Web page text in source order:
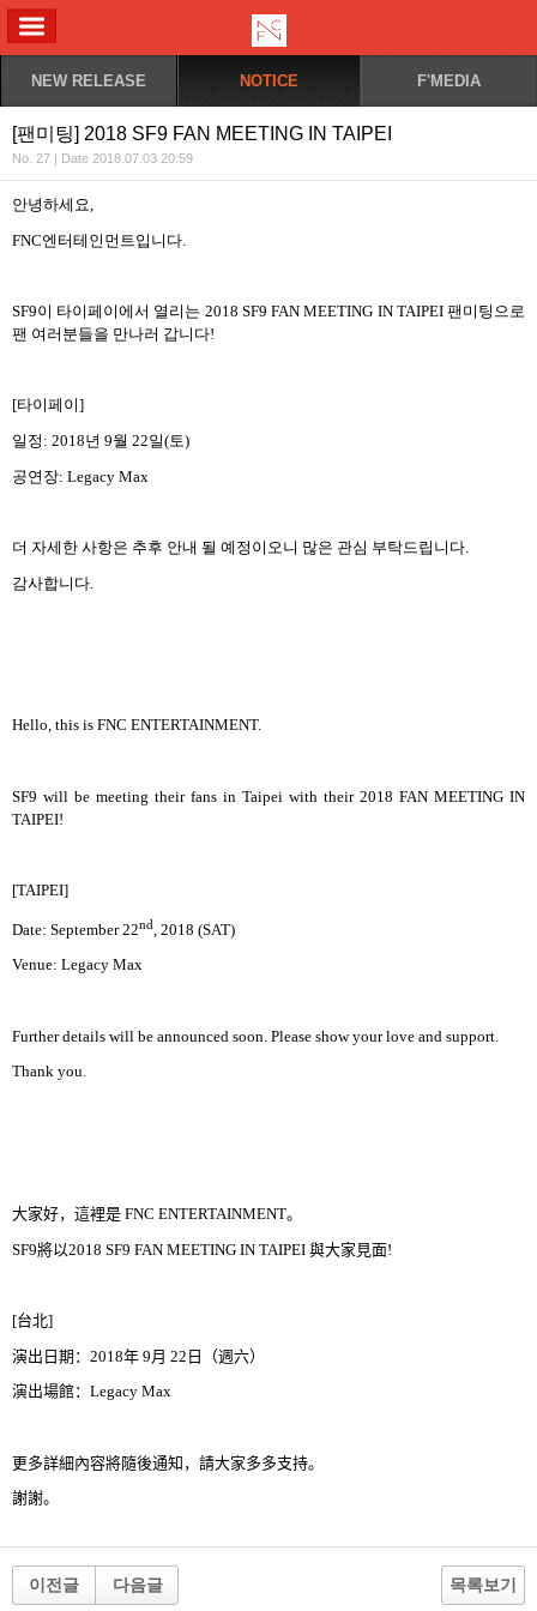
NEW RELEASE NOTICE F'MEDIA
[팬미팅] 2018 SF9 FAN MEETING IN TAIPEI
No. 27 | Date 2018.07.03 20:59
안녕하세요,
FNC엔터테인먼트입니다
SF9이 타이페이에서 열리는 2018 SF9 FAN MEETING IN TAIPEI팬미팅으로
팬 여러분들을 만나러 갑니다!
[타이페이]
일정 : 2018년 9월 22일(토)
공연장: Legacy Max
더 자세한 사항은 추후 안내 될 예정이오니 많은 관심 부탁드립니다
감사합니다
Hello, this is FNC ENTERTAINMENT.
SF9 will be meeting their fans in Taipei with their 2018 FAN MEETING IN
TAIPEI!
[TAIPEI]
Date: September 22nd , 2018 (SAT)
Venue: Legacy Max
Further details will be announced soon. Please show your love and support.
Thank you.
大家好，這裡是 FNC ENTERTAINMENT。
SF9將以2018 SF9 FAN MEETING IN TAIPEI 與大家見面!
[台北]
演出日期： 2018年 9 月 22 日（週六）
演出場館： Legacy Max
更多詳細內容將隨後通知，請大家多多支持。
謝謝。
이전글 다음글 목록보기